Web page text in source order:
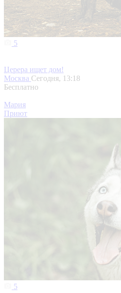
5
Церера ищет дом!
Москва Сегодня, 13:18
Бесплатно
Мария
Приют
5